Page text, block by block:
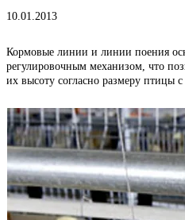
10.01.2013
Кормовые линии и линии поения
регулировочным механизом, что
их высоту согласно размеру птицы